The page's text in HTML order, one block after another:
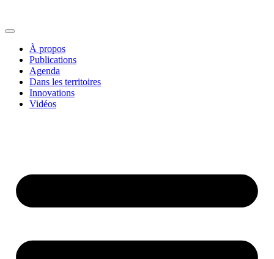
À propos
Publications
Agenda
Dans les territoires
Innovations
Vidéos